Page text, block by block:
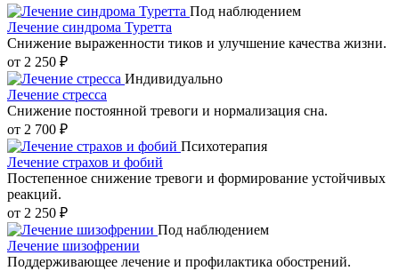
Под наблюдением
Лечение синдрома Туретта
Снижение выраженности тиков и улучшение качества жизни.
от 2 250 ₽
Индивидуально
Лечение стресса
Снижение постоянной тревоги и нормализация сна.
от 2 700 ₽
Психотерапия
Лечение страхов и фобий
Постепенное снижение тревоги и формирование устойчивых
реакций.
от 2 250 ₽
Под наблюдением
Лечение шизофрении
Поддерживающее лечение и профилактика обострений.